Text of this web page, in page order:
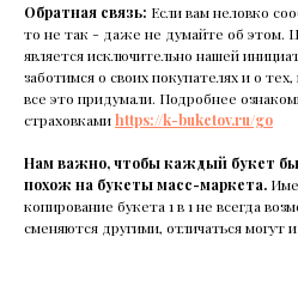
Обратная связь: Если вам неловко
то не так - даже не думайте об этом.
является исключительно нашей
заботимся о своих покупателях и о
все это придумали. Подробнее
страховкамиhttps://k-buketov.ru/go
Нам важно, чтобы каждый букет
похож на букеты масс-маркета.
копирование букета 1 в 1 не всегда
сменяются другими, отличаться могут